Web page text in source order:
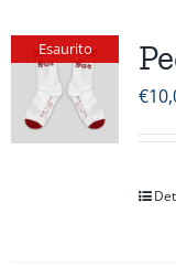
Esaurito
€